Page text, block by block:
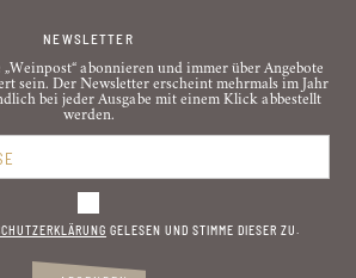
NEWSLETTER
„Weinpost“ abonnieren und immer über Angebote
sein. Der Newsletter erscheint mehrmals im Jahr
bei jeder Ausgabe mit einem Klick abbestellt
werden.
GELESEN UND STIMME DIESER ZU.